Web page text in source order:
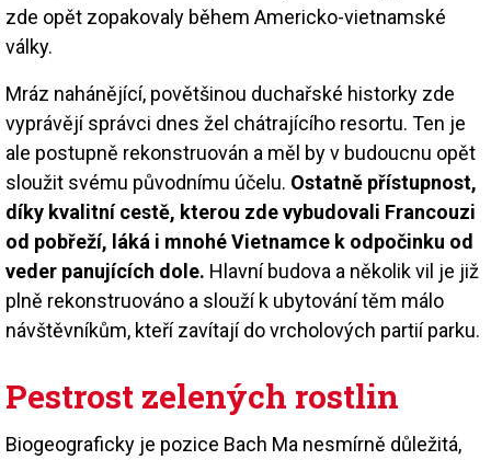
zde opět zopakovaly během Americko-vietnamské
války.
Mráz nahánějící, povětšinou duchařské historky zde
vyprávějí správci dnes žel chátrajícího resortu. Ten je
ale postupně rekonstruován a měl by v budoucnu opět
sloužit svému původnímu účelu. Ostatně přístupnost,
díky kvalitní cestě, kterou zde vybudovali Francouzi
od pobřeží, láká i mnohé Vietnamce k odpočinku od
veder panujících dole. Hlavní budova a několik vil je již
plně rekonstruováno a slouží k ubytování těm málo
návštěvníkům, kteří zavítají do vrcholových partií parku.
Pestrost zelených rostlin
Biogeograficky je pozice Bach Ma nesmírně důležitá,